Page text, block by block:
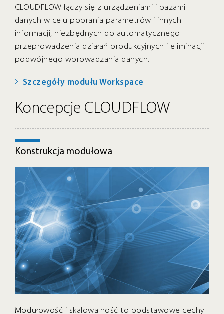
CLOUDFLOW łączy się z urządzeniami i bazami
danych w celu pobrania parametrów i innych
informacji, niezbędnych do automatycznego
przeprowadzenia działań produkcyjnych i eliminacji
podwójnego wprowadzania danych.
Szczegóły modułu Workspace
Koncepcje CLOUDFLOW
Konstrukcja modułowa
Modułowość i skalowalność to podstawowe cechy